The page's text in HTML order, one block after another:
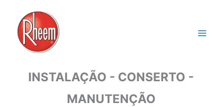
conteúdo
INSTALAÇÃO - CONSERTO -
MANUTENÇÃO